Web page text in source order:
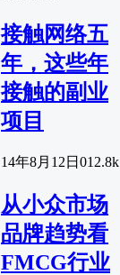
接触网络五
年，这些年
接触的副业
项目
14年8月12日 012.8k
从小众市场
品牌趋势看
FMCG行业